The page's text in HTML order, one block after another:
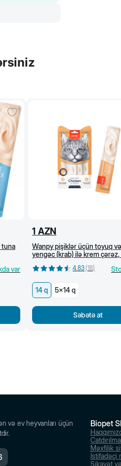
tuna
var
1 AZN
Wanpy pişiklər üçün toyuq və
yengəc (krab) ilə krem çərəz,
4.83 (18)
14 q 5x14 q
Səbətə at
və ev heyvanları üçün
Biopet
Məxfilik
İstifadəçi
Şikayət